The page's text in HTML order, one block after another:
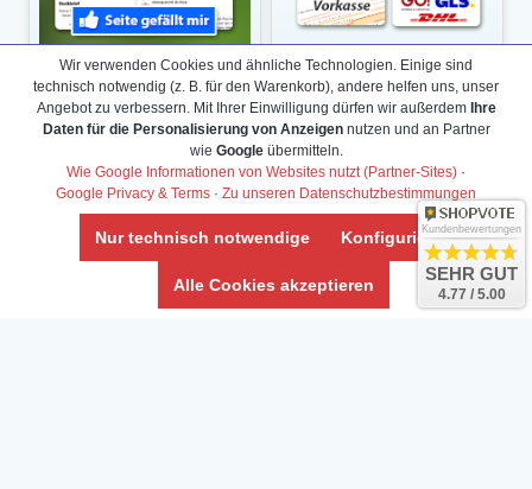
Wir verwenden Cookies und ähnliche Technologien. Einige sind
technisch notwendig (z. B. für den Warenkorb), andere helfen uns, unser
Angebot zu verbessern. Mit Ihrer Einwilligung dürfen wir außerdem Ihre
Daten für die Personalisierung von Anzeigennutzen und an Partner
wie Googleübermitteln.
Wie Google Informationen von Websites nutzt (Partner-Sites) ·
Google Privacy & Terms · Zu unseren Datenschutzbestimmungen
Nur technisch notwendige Konfigurieren
Alle Cookies akzeptieren
Kundenbewertungen
SEHR GUT
4.77 / 5.00